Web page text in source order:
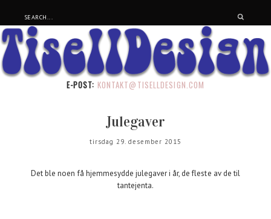
E-POST: KONTAKT@TISELLDESIGN.COM
Julegaver
tirsdag 29. desember 2015
Det ble noen få hjemmesydde julegaver i år, de fleste av de til
tantejenta.